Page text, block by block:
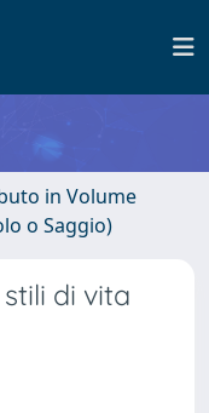
in Volume
o Saggio)
di vita